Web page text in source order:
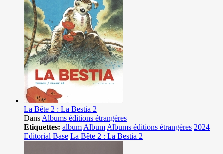
La Bête 2 : La Bestia 2
Dans Albums éditions étrangères
Etiquettes: album Album Albums éditions étrangères 2024
Editorial Base La Bête 2 : La Bestia 2